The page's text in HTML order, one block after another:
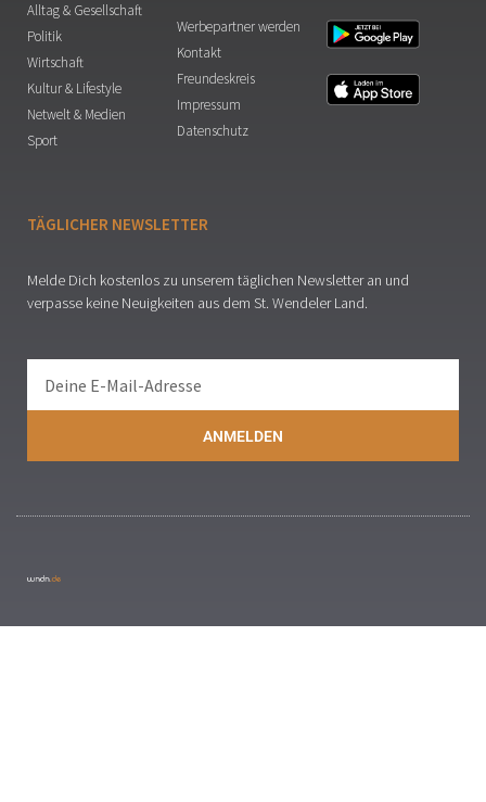
Alltag & Gesellschaft
Politik
Wirtschaft
Kultur & Lifestyle
Netwelt & Medien
Sport
Werbepartner werden
Kontakt
Freundeskreis
Impressum
Datenschutz
TÄGLICHER NEWSLETTER
Melde Dich kostenlos zu unserem täglichen Newsletter an und
verpasse keine Neuigkeiten aus dem St. Wendeler Land.
ANMELDEN